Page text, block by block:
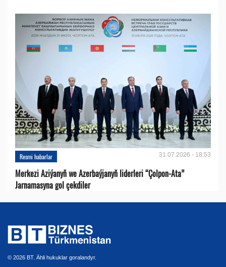
Resmi habarlar 31.07.2026 - 18:53
Merkezi Aziýanyň we Azerbaýjanyň liderleri “Çolpon-Ata”
Jarnamasyna gol çekdiler
© 2026 BT. Ähli hukuklar goralandyr.